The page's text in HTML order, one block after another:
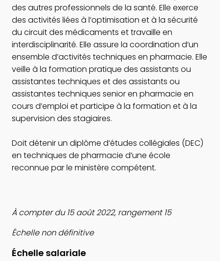
des autres professionnels de la santé. Elle exerce
des activités liées à l’optimisation et à la sécurité
du circuit des médicaments et travaille en
interdisciplinarité. Elle assure la coordination d’un
ensemble d’activités techniques en pharmacie. Elle
veille à la formation pratique des assistants ou
assistantes techniques et des assistants ou
assistantes techniques senior en pharmacie en
cours d’emploi et participe à la formation et à la
supervision des stagiaires.
Doit détenir un diplôme d’études collégiales (DEC)
en techniques de pharmacie d’une école
reconnue par le ministère compétent.
À compter du 15 août 2022, rangement 15
Échelle non définitive
Échelle salariale